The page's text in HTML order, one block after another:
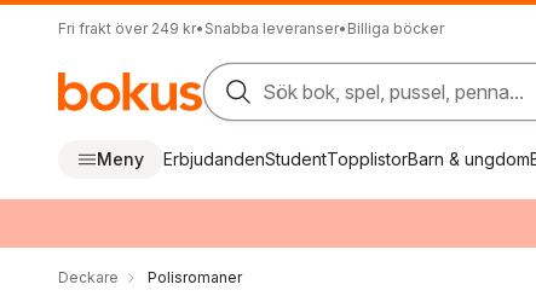
Fri frakt över 249 kr• Snabba leveranser• Billiga böcker
Sök bok, spel, pussel, penna...
Meny ErbjudandenStudentTopplistorBarn & ungdom
Deckare Polisromaner